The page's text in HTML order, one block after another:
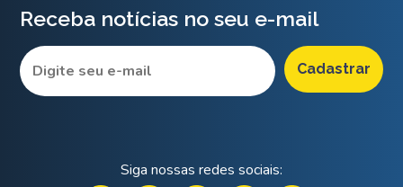
Receba notícias no seu e-mail
Siga nossas redes sociais: